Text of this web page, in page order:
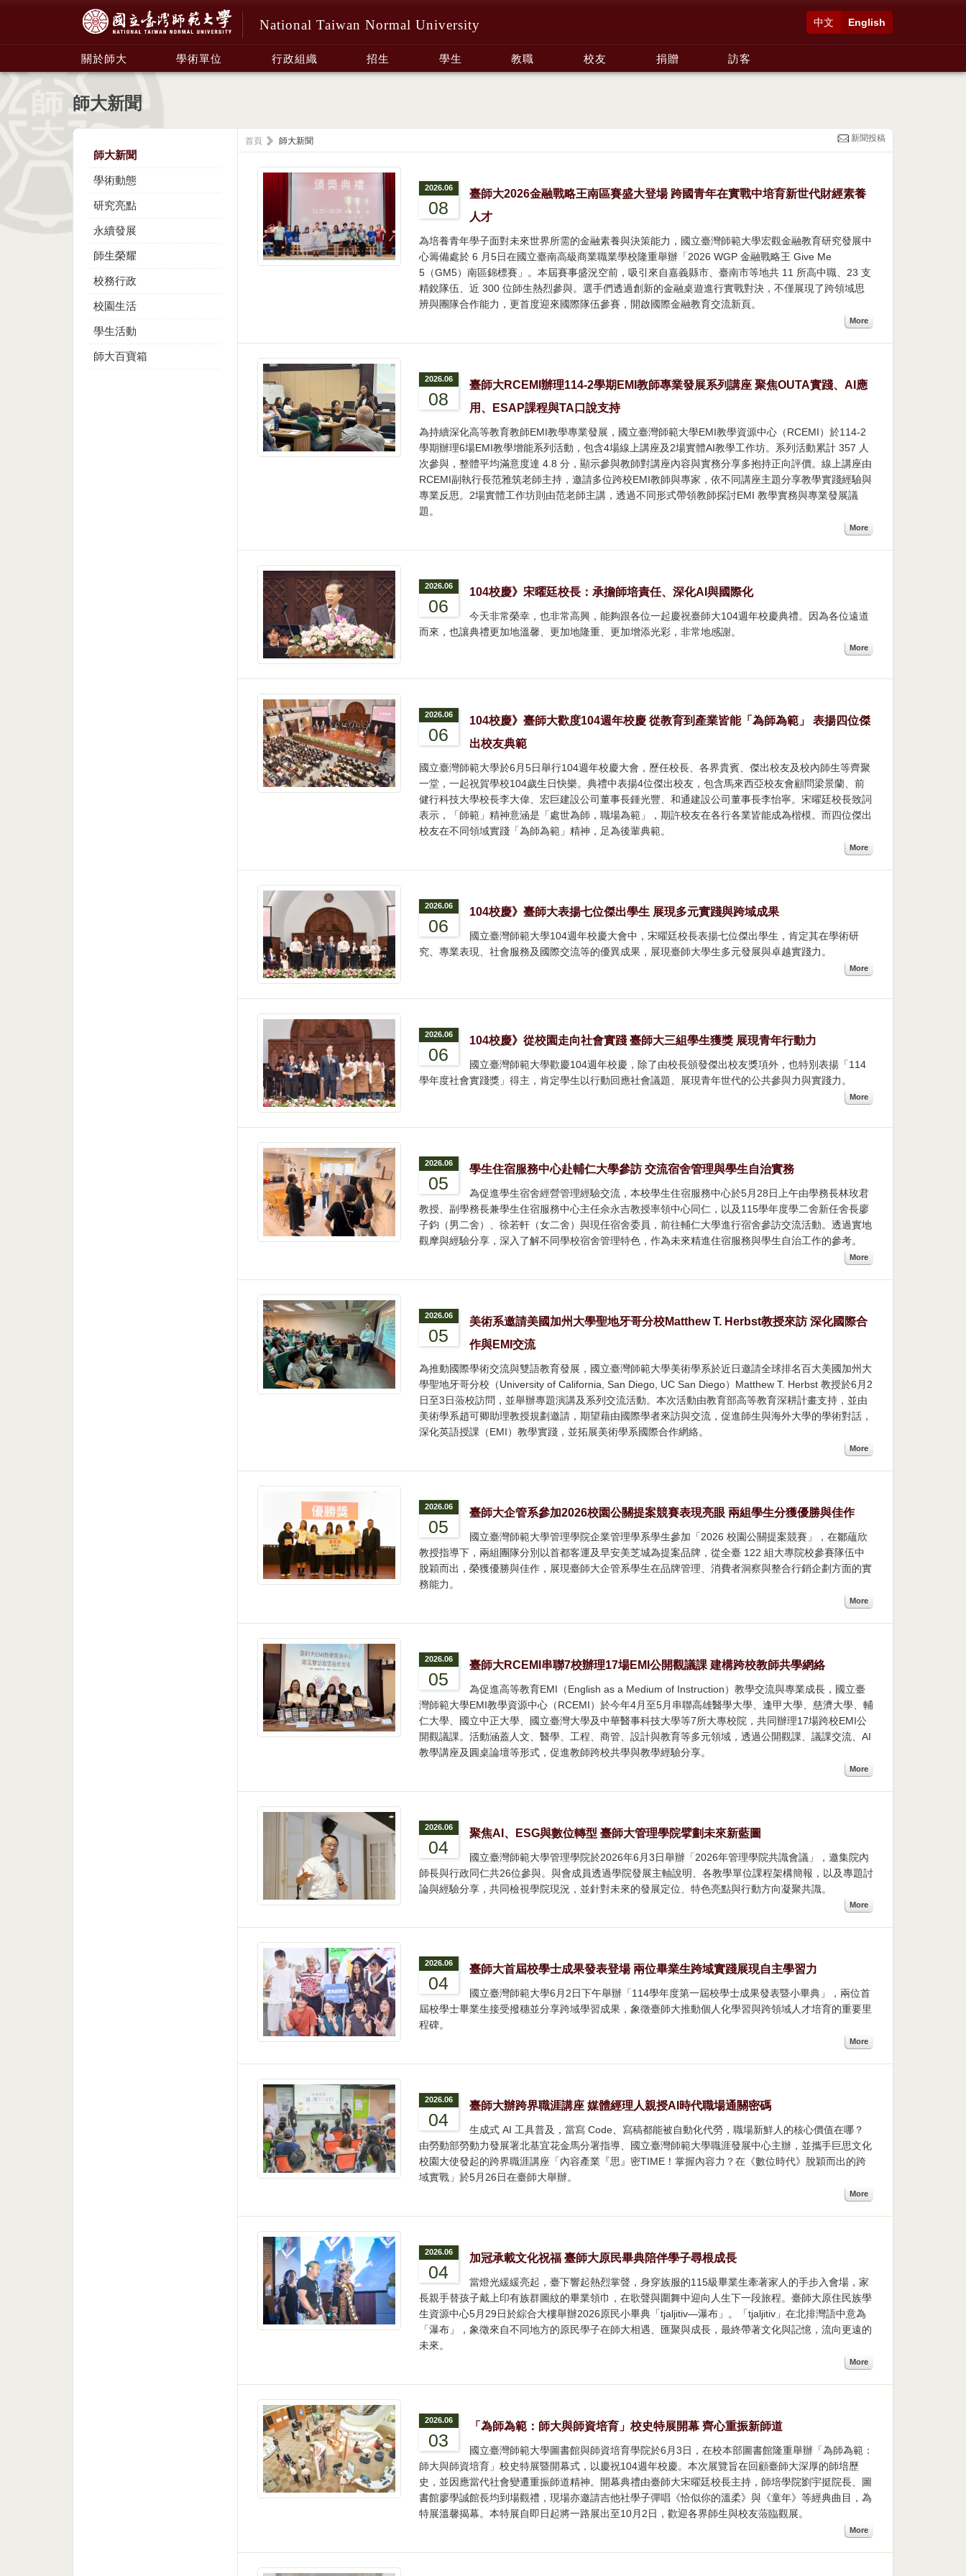
National Taiwan Normal University English
中文
關於師大 學術單位 行政組織 招生 學生 教職 校友 捐贈 訪客
師大新聞
師大新聞
學術動態
研究亮點
永續發展
師生榮耀
校務行政
校園生活
學生活動
師大百寶箱
首頁 師大新聞 新聞投稿
2026.06
08
臺師大2026金融戰略王南區賽盛大登場 跨國青年在實戰中培育新世代財經素養
人才
為培養青年學子面對未來世界所需的金融素養與決策能力，國立臺灣師範大學宏觀金融教育研究發展中
心籌備處於 6 月5日在國立臺南高級商業職業學校隆重舉辦「2026 WGP 金融戰略王 Give Me
5（GM5）南區錦標賽」。本屆賽事盛況空前，吸引來自嘉義縣市、臺南市等地共 11 所高中職、23 支
精銳隊伍、近 300 位師生熱烈參與。選手們透過創新的金融桌遊進行實戰對決，不僅展現了跨領域思
辨與團隊合作能力，更首度迎來國際隊伍參賽，開啟國際金融教育交流新頁。
More
2026.06
08
臺師大RCEMI辦理114-2學期EMI教師專業發展系列講座 聚焦OUTA實踐、AI應
用、ESAP課程與TA口說支持
為持續深化高等教育教師EMI教學專業發展，國立臺灣師範大學EMI教學資源中心（RCEMI）於114-2
學期辦理6場EMI教學增能系列活動，包含4場線上講座及2場實體AI教學工作坊。系列活動累計 357 人
次參與，整體平均滿意度達 4.8 分，顯示參與教師對講座內容與實務分享多抱持正向評價。線上講座由
RCEMI副執行長范雅筑老師主持，邀請多位跨校EMI教師與專家，依不同講座主題分享教學實踐經驗與
專業反思。2場實體工作坊則由范老師主講，透過不同形式帶領教師探討EMI 教學實務與專業發展議
題。
More
2026.06
06
104校慶》宋曜廷校長：承擔師培責任、深化AI與國際化
今天非常榮幸，也非常高興，能夠跟各位一起慶祝臺師大104週年校慶典禮。因為各位遠道
而來，也讓典禮更加地溫馨、更加地隆重、更加增添光彩，非常地感謝。
More
2026.06
06
104校慶》臺師大歡度104週年校慶 從教育到產業皆能「為師為範」 表揚四位傑
出校友典範
國立臺灣師範大學於6月5日舉行104週年校慶大會，歷任校長、各界貴賓、傑出校友及校內師生等齊聚
一堂，一起祝賀學校104歲生日快樂。典禮中表揚4位傑出校友，包含馬來西亞校友會顧問梁景蘭、前
健行科技大學校長李大偉、宏巨建設公司董事長鍾光豐、和通建設公司董事長李怡寧。宋曜廷校長致詞
表示，「師範」精神意涵是「處世為師，職場為範」，期許校友在各行各業皆能成為楷模。而四位傑出
校友在不同領域實踐「為師為範」精神，足為後輩典範。
More
2026.06
06
104校慶》臺師大表揚七位傑出學生 展現多元實踐與跨域成果
國立臺灣師範大學104週年校慶大會中，宋曜廷校長表揚七位傑出學生，肯定其在學術研
究、專業表現、社會服務及國際交流等的優異成果，展現臺師大學生多元發展與卓越實踐力。
More
2026.06
06
104校慶》從校園走向社會實踐 臺師大三組學生獲獎 展現青年行動力
國立臺灣師範大學歡慶104週年校慶，除了由校長頒發傑出校友獎項外，也特別表揚「114
學年度社會實踐獎」得主，肯定學生以行動回應社會議題、展現青年世代的公共參與力與實踐力。
More
2026.06
05
學生住宿服務中心赴輔仁大學參訪 交流宿舍管理與學生自治實務
為促進學生宿舍經營管理經驗交流，本校學生住宿服務中心於5月28日上午由學務長林玫君
教授、副學務長兼學生住宿服務中心主任佘永吉教授率領中心同仁，以及115學年度學二舍新任舍長廖
子鈞（男二舍）、徐若軒（女二舍）與現任宿舍委員，前往輔仁大學進行宿舍參訪交流活動。透過實地
觀摩與經驗分享，深入了解不同學校宿舍管理特色，作為未來精進住宿服務與學生自治工作的參考。
More
2026.06
05
美術系邀請美國加州大學聖地牙哥分校Matthew T. Herbst教授來訪 深化國際合
作與EMI交流
為推動國際學術交流與雙語教育發展，國立臺灣師範大學美術學系於近日邀請全球排名百大美國加州大
學聖地牙哥分校（University of California, San Diego, UC San Diego）Matthew T. Herbst 教授於6月2
日至3日蒞校訪問，並舉辦專題演講及系列交流活動。本次活動由教育部高等教育深耕計畫支持，並由
美術學系趙可卿助理教授規劃邀請，期望藉由國際學者來訪與交流，促進師生與海外大學的學術對話，
深化英語授課（EMI）教學實踐，並拓展美術學系國際合作網絡。
More
2026.06
05
臺師大企管系參加2026校園公關提案競賽表現亮眼 兩組學生分獲優勝與佳作
國立臺灣師範大學管理學院企業管理學系學生參加「2026 校園公關提案競賽」，在鄒蘊欣
教授指導下，兩組團隊分別以首都客運及早安美芝城為提案品牌，從全臺 122 組大專院校參賽隊伍中
脫穎而出，榮獲優勝與佳作，展現臺師大企管系學生在品牌管理、消費者洞察與整合行銷企劃方面的實
務能力。
More
2026.06
05
臺師大RCEMI串聯7校辦理17場EMI公開觀議課 建構跨校教師共學網絡
為促進高等教育EMI（English as a Medium of Instruction）教學交流與專業成長，國立臺
灣師範大學EMI教學資源中心（RCEMI）於今年4月至5月串聯高雄醫學大學、逢甲大學、慈濟大學、輔
仁大學、國立中正大學、國立臺灣大學及中華醫事科技大學等7所大專校院，共同辦理17場跨校EMI公
開觀議課。活動涵蓋人文、醫學、工程、商管、設計與教育等多元領域，透過公開觀課、議課交流、AI
教學講座及圓桌論壇等形式，促進教師跨校共學與教學經驗分享。
More
2026.06
04
聚焦AI、ESG與數位轉型 臺師大管理學院擘劃未來新藍圖
國立臺灣師範大學管理學院於2026年6月3日舉辦「2026年管理學院共識會議」，邀集院內
師長與行政同仁共26位參與。與會成員透過學院發展主軸說明、各教學單位課程架構簡報，以及專題討
論與經驗分享，共同檢視學院現況，並針對未來的發展定位、特色亮點與行動方向凝聚共識。
More
2026.06
04
臺師大首屆校學士成果發表登場 兩位畢業生跨域實踐展現自主學習力
國立臺灣師範大學6月2日下午舉辦「114學年度第一屆校學士成果發表暨小畢典」，兩位首
屆校學士畢業生接受撥穗並分享跨域學習成果，象徵臺師大推動個人化學習與跨領域人才培育的重要里
程碑。
More
2026.06
04
臺師大辦跨界職涯講座 媒體經理人親授AI時代職場通關密碼
生成式 AI 工具普及，當寫 Code、寫稿都能被自動化代勞，職場新鮮人的核心價值在哪？
由勞動部勞動力發展署北基宜花金馬分署指導、國立臺灣師範大學職涯發展中心主辦，並攜手巨思文化
校園大使發起的跨界職涯講座「內容產業『思』密TIME！掌握內容力？在《數位時代》脫穎而出的跨
域實戰」於5月26日在臺師大舉辦。
More
2026.06
04
加冠承載文化祝福 臺師大原民畢典陪伴學子尋根成長
當燈光緩緩亮起，臺下響起熱烈掌聲，身穿族服的115級畢業生牽著家人的手步入會場，家
長親手替孩子戴上印有族群圖紋的畢業領巾，在歌聲與圍舞中迎向人生下一段旅程。臺師大原住民族學
生資源中心5月29日於綜合大樓舉辦2026原民小畢典「tjaljitiv—瀑布」。「tjaljitiv」在北排灣語中意為
「瀑布」，象徵來自不同地方的原民學子在師大相遇、匯聚與成長，最終帶著文化與記憶，流向更遠的
未來。
More
2026.06
03
「為師為範：師大與師資培育」校史特展開幕 齊心重振新師道
國立臺灣師範大學圖書館與師資培育學院於6月3日，在校本部圖書館隆重舉辦「為師為範：
師大與師資培育」校史特展暨開幕式，以慶祝104週年校慶。本次展覽旨在回顧臺師大深厚的師培歷
史，並因應當代社會變遷重振師道精神。開幕典禮由臺師大宋曜廷校長主持，師培學院劉宇挺院長、圖
書館廖學誠館長均到場觀禮，現場亦邀請吉他社學子彈唱《恰似你的溫柔》與《童年》等經典曲目，為
特展溫馨揭幕。本特展自即日起將一路展出至10月2日，歡迎各界師生與校友蒞臨觀展。
More